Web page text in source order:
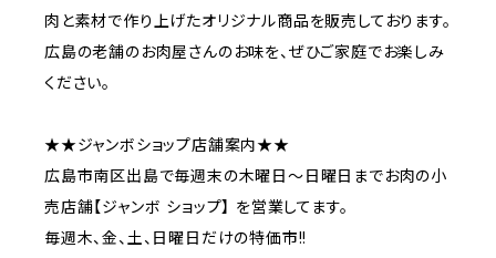
肉と素材で作り上げたオリジナル商品を販売しております。
広島の老舗のお肉屋さんのお味を、ぜひご家庭でお楽しみ
ください。
★★ジャンボショップ店舗案内★★
広島市南区出島で毎週末の木曜日〜日曜日までお肉の小
売店舗【ジャンボ ショップ】 を営業してます。
毎週木、金、土、日曜日だけの特価市!!